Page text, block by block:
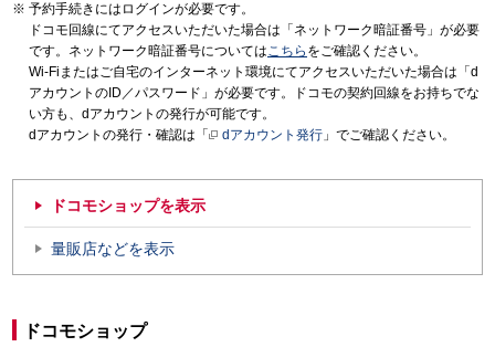
予約手続きにはログインが必要です。
ドコモ回線にてアクセスいただいた場合は「ネットワーク暗証番号」が必要
です。ネットワーク暗証番号についてはこちら をご確認ください。
Wi-Fiまたはご自宅のインターネット環境にてアクセスいただいた場合は「d
アカウントのID／パスワード」が必要です。ドコモの契約回線をお持ちでな
い方も、dアカウントの発行が可能です。
dアカウントの発行・確認は「
dアカウント発行 」でご確認ください。
ドコモショップを表示
量販店などを表示
ドコモショップ